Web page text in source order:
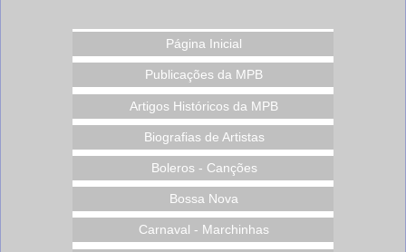
Página Inicial
Publicações da MPB
Artigos Históricos da MPB
Biografias de Artistas
Boleros - Canções
Bossa Nova
Carnaval - Marchinhas